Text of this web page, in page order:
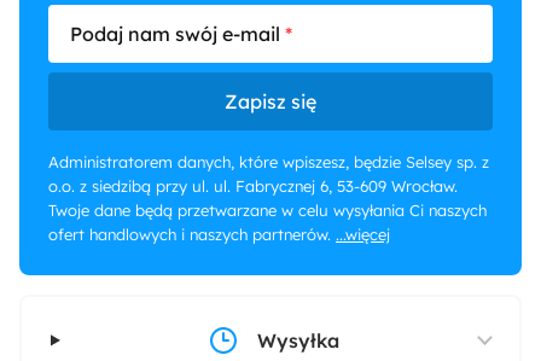
Podaj nam swój e-mail
Zapisz się
Administratorem danych, które wpiszesz, będzie Selsey sp. z
o.o. z siedzibą przy ul. ul. Fabrycznej 6, 53-609 Wrocław.
Twoje dane będą przetwarzane w celu wysyłania Ci naszych
ofert handlowych i naszych partnerów. ...więcej
Wysyłka